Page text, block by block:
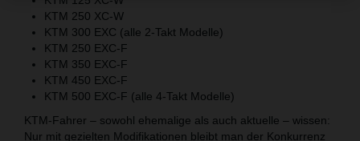
KTM 250 XC-W
KTM 300 EXC (alle 2-Takt Modelle)
KTM 250 EXC-F
KTM 350 EXC-F
KTM 450 EXC-F
KTM 500 EXC-F (alle 4-Takt Modelle)
KTM-Fahrer – sowohl ehemalige als auch aktuelle – wissen:
Nur mit gezielten Modifikationen bleibt man der Konkurrenz